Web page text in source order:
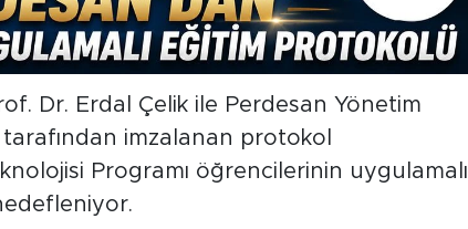
Dr. Erdal Çelik ile Perdesan Yönetim
imzalanan protokol
Programı öğrencilerinin uygulamalı